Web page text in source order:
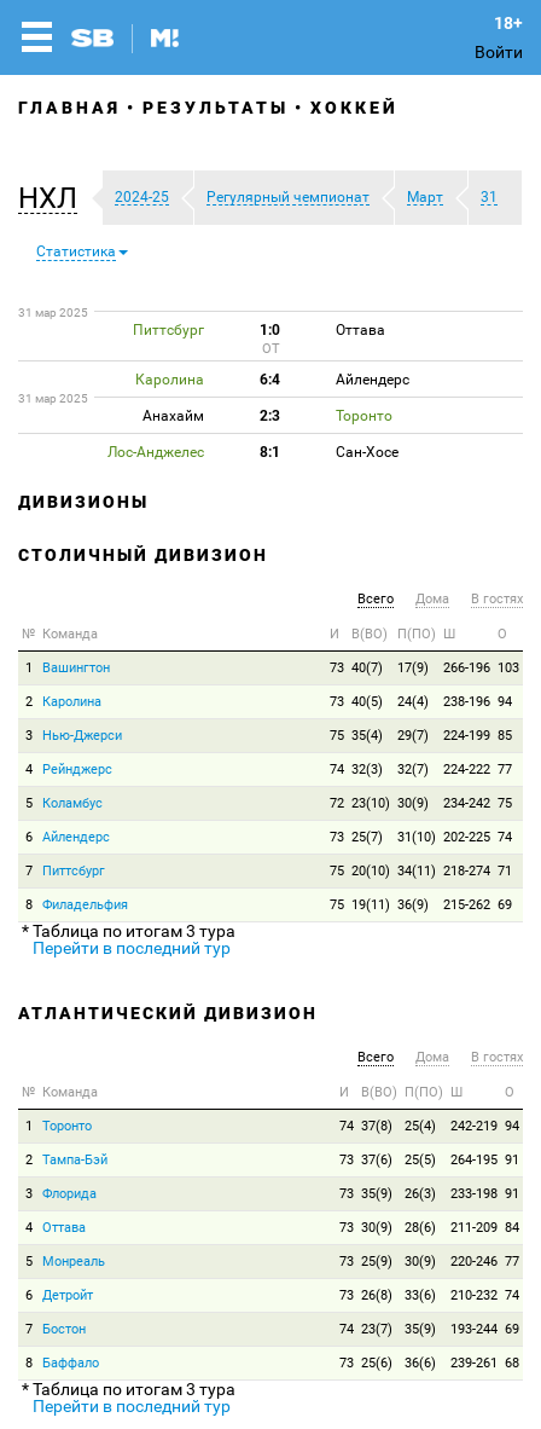
Войти
ГЛАВНАЯ РЕЗУЛЬТАТЫ ХОККЕЙ
НХЛ 2024-25 Регулярный чемпионат Март 31
Статистика
31 мар 2025
Питтсбург 1:0 Оттава
ОТ
Каролина 6:4 Айлендерс
31 мар 2025
Анахайм 2:3 Торонто
Лос-Анджелес 8:1 Сан-Хосе
ДИВИЗИОНЫ
СТОЛИЧНЫЙ ДИВИЗИОН
Всего Дома В гостях
№ Команда И В(ВО) П(ПО) Ш О
1 Вашингтон 73 40(7) 17(9) 266-196 103
2 Каролина 73 40(5) 24(4) 238-196 94
3 Нью-Джерси 75 35(4) 29(7) 224-199 85
4 Рейнджерс 74 32(3) 32(7) 224-222 77
5 Коламбус 72 23(10) 30(9) 234-242 75
6 Айлендерс 73 25(7) 31(10) 202-225 74
7 Питтсбург 75 20(10) 34(11) 218-274 71
8 Филадельфия 75 19(11) 36(9) 215-262 69
* Таблица по итогам 3 тура
Перейти в последний тур
АТЛАНТИЧЕСКИЙ ДИВИЗИОН
Всего Дома В гостях
№ Команда И В(ВО) П(ПО) Ш О
1 Торонто 74 37(8) 25(4) 242-219 94
2 Тампа-Бэй 73 37(6) 25(5) 264-195 91
3 Флорида 73 35(9) 26(3) 233-198 91
4 Оттава 73 30(9) 28(6) 211-209 84
5 Монреаль 73 25(9) 30(9) 220-246 77
6 Детройт 73 26(8) 33(6) 210-232 74
7 Бостон 74 23(7) 35(9) 193-244 69
8 Баффало 73 25(6) 36(6) 239-261 68
* Таблица по итогам 3 тура
Перейти в последний тур